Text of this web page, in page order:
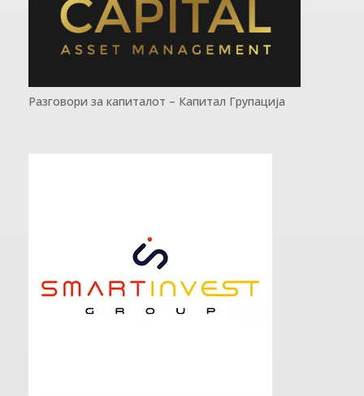
Разговори за капиталот – Капитал Групација